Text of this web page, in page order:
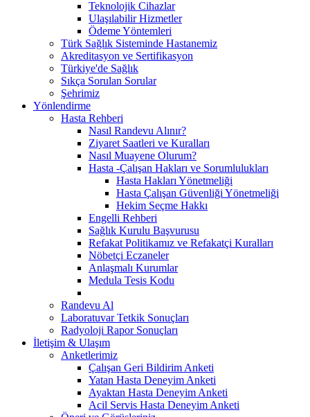
Teknolojik Cihazlar
Ulaşılabilir Hizmetler
Ödeme Yöntemleri
Türk Sağlık Sisteminde Hastanemiz
Akreditasyon ve Sertifikasyon
Türkiye'de Sağlık
Sıkça Sorulan Sorular
Şehrimiz
Yönlendirme
Hasta Rehberi
Nasıl Randevu Alınır?
Ziyaret Saatleri ve Kuralları
Nasıl Muayene Olurum?
Hasta -Çalışan Hakları ve Sorumlulukları
Hasta Hakları Yönetmeliği
Hasta Çalışan Güvenliği Yönetmeliği
Hekim Seçme Hakkı
Engelli Rehberi
Sağlık Kurulu Başvurusu
Refakat Politikamız ve Refakatçi Kuralları
Nöbetçi Eczaneler
Anlaşmalı Kurumlar
Medula Tesis Kodu
Randevu Al
Laboratuvar Tetkik Sonuçları
Radyoloji Rapor Sonuçları
İletişim & Ulaşım
Anketlerimiz
Çalışan Geri Bildirim Anketi
Yatan Hasta Deneyim Anketi
Ayaktan Hasta Deneyim Anketi
Acil Servis Hasta Deneyim Anketi